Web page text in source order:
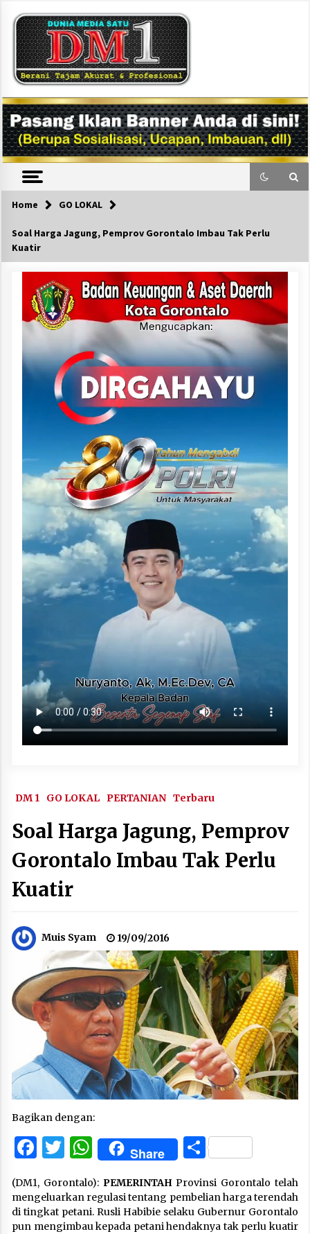
content
DM1
Home GO LOKAL
Soal Harga Jagung, Pemprov Gorontalo Imbau Tak Perlu
Kuatir
DM 1 GO LOKAL PERTANIAN Terbaru
Soal Harga Jagung, Pemprov
Gorontalo Imbau Tak Perlu
Kuatir
Muis Syam 19/09/2016
Bagikan dengan:
Facebook
Twitter
WhatsApp
Share Share
(DM1, Gorontalo): PEMERINTAHProvinsi Gorontalo telah
mengeluarkan regulasi tentang pembelian harga terendah
di tingkat petani. Rusli Habibie selaku Gubernur Gorontalo
pun mengimbau kepada petani hendaknya tak perlu kuatir